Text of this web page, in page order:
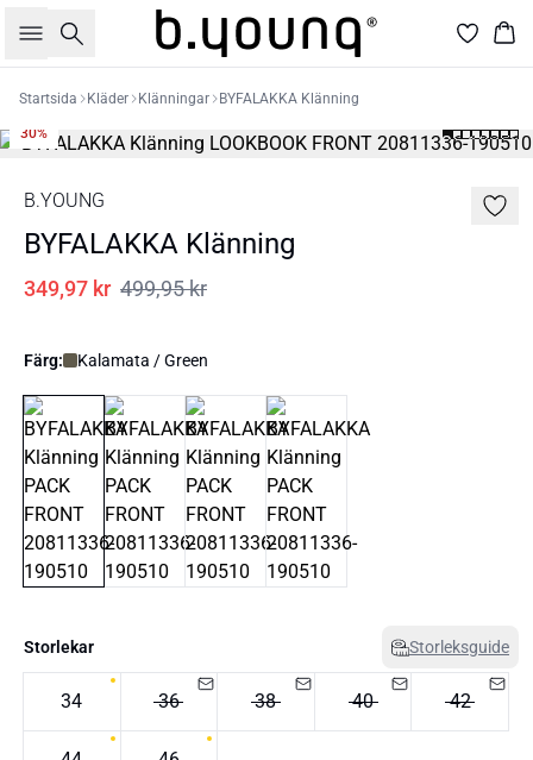
Sök
Startsida Kläder Klänningar BYFALAKKA Klänning
30%
B.YOUNG
BYFALAKKA Klänning
349,97 kr 499,95 kr
Färg: Kalamata / Green
Storlekar Storleksguide
34 36 38 40 42